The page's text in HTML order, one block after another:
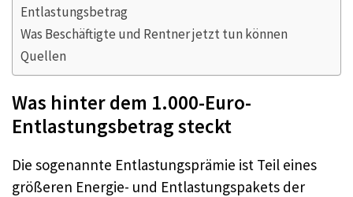
Entlastungsbetrag
Was Beschäftigte und Rentner jetzt tun können
Quellen
Was hinter dem 1.000-Euro-
Entlastungsbetrag steckt
Die sogenannte Entlastungsprämie ist Teil eines
größeren Energie- und Entlastungspakets der